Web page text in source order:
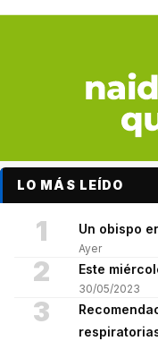
LO MÁS LEÍDO
1 Un obispo
Ayer
2 Este
30/05/2023
3